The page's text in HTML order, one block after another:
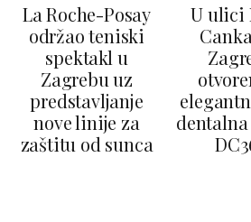
La Roche-Posay
održao teniski
spektakl u
Zagrebu uz
predstavljanje
nove linije za
zaštitu od sunca
U ulici